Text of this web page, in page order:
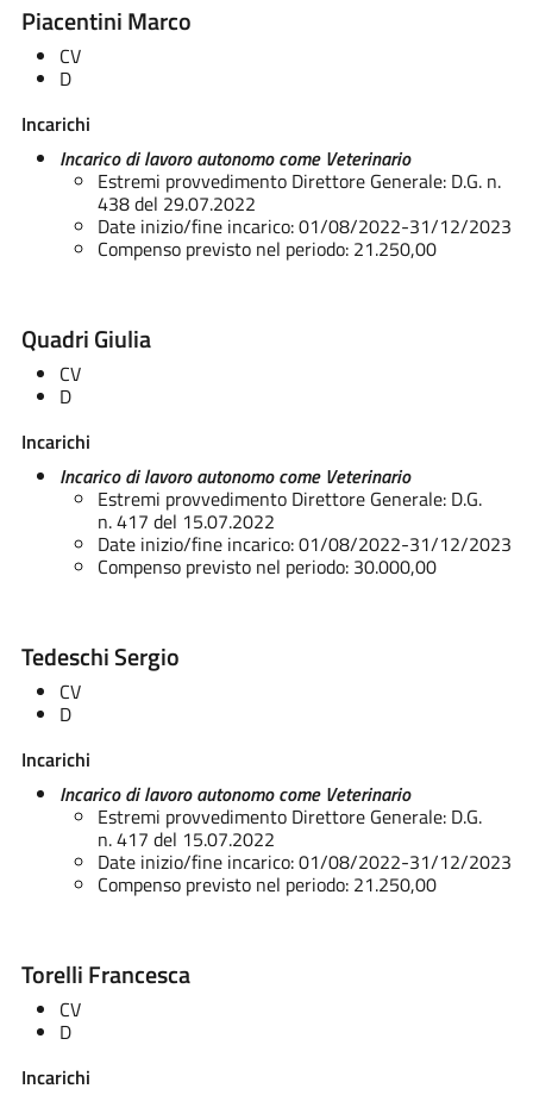
Piacentini Marco
CV
D
Incarichi
Incarico di lavoro autonomo come Veterinario
Estremi provvedimento Direttore Generale: D.G. n.
438 del 29.07.2022
Date inizio/fine incarico: 01/08/2022-31/12/2023
Compenso previsto nel periodo: 21.250,00
Quadri Giulia
CV
D
Incarichi
Incarico di lavoro autonomo come Veterinario
Estremi provvedimento Direttore Generale: D.G.
n. 417 del 15.07.2022
Date inizio/fine incarico: 01/08/2022-31/12/2023
Compenso previsto nel periodo: 30.000,00
Tedeschi Sergio
CV
D
Incarichi
Incarico di lavoro autonomo come Veterinario
Estremi provvedimento Direttore Generale: D.G.
n. 417 del 15.07.2022
Date inizio/fine incarico: 01/08/2022-31/12/2023
Compenso previsto nel periodo: 21.250,00
Torelli Francesca
CV
D
Incarichi